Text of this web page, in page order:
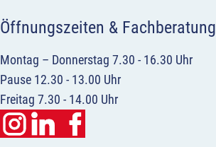
Öffnungszeiten & Fachberatung
Montag – Donnerstag 7.30 - 16.30 Uhr
Pause 12.30 - 13.00 Uhr
Freitag 7.30 - 14.00 Uhr